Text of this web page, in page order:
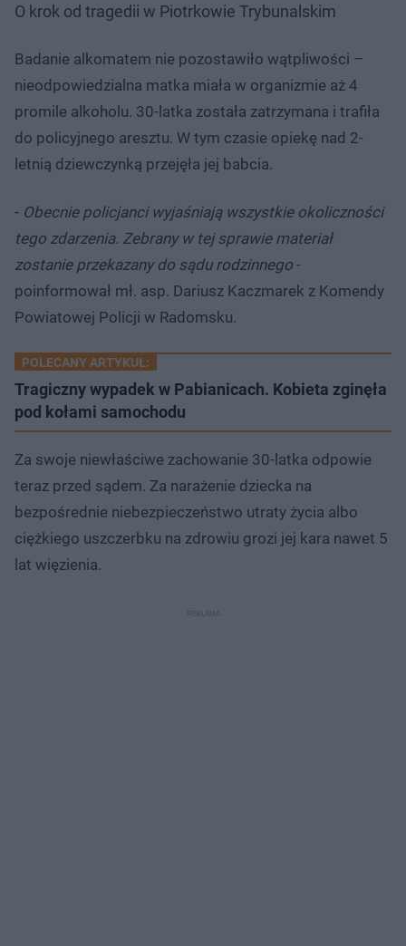
O krok od tragedii w Piotrkowie Trybunalskim
Badanie alkomatem nie pozostawiło wątpliwości –
nieodpowiedzialna matka miała w organizmie aż 4
promile alkoholu. 30-latka została zatrzymana i trafiła
do policyjnego aresztu. W tym czasie opiekę nad 2-
letnią dziewczynką przejęła jej babcia.
- Obecnie policjanci wyjaśniają wszystkie okoliczności
tego zdarzenia. Zebrany w tej sprawie materiał
zostanie przekazany do sądu rodzinnego -
poinformował mł. asp. Dariusz Kaczmarek z Komendy
Powiatowej Policji w Radomsku.
POLECANY ARTYKUŁ:
Tragiczny wypadek w Pabianicach. Kobieta zginęła
pod kołami samochodu
Za swoje niewłaściwe zachowanie 30-latka odpowie
teraz przed sądem. Za narażenie dziecka na
bezpośrednie niebezpieczeństwo utraty życia albo
ciężkiego uszczerbku na zdrowiu grozi jej kara nawet 5
lat więzienia.